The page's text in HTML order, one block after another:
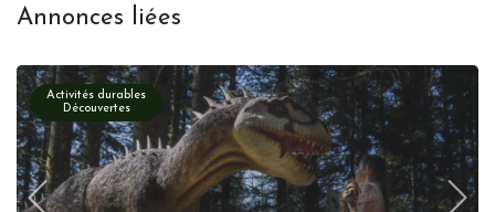
Annonces liées
Activités durables
Découvertes